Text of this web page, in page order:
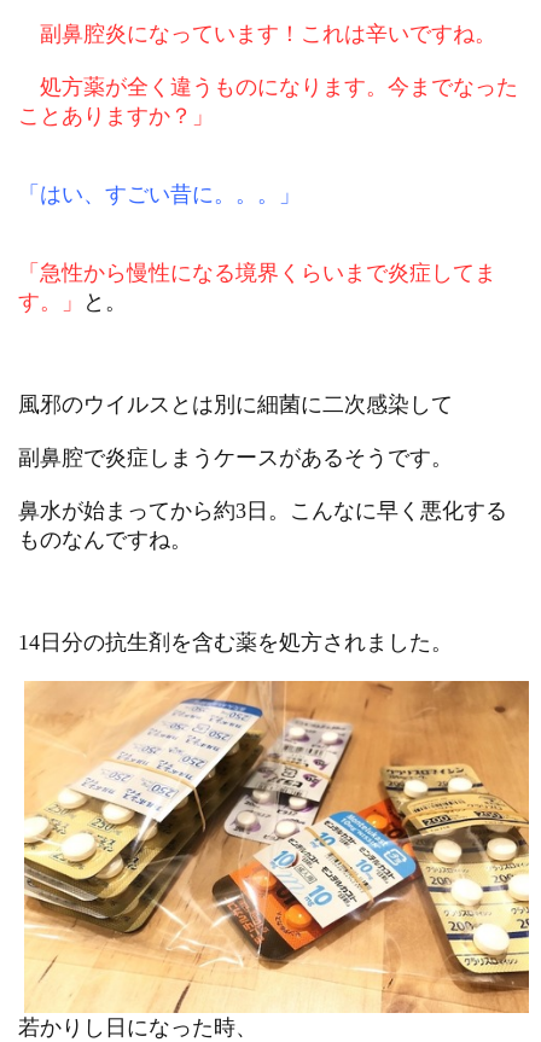
副鼻腔炎になっています！これは辛いですね。
処方薬が全く違うものになります。今までなった
ことありますか？」
「はい、すごい昔に。。。」
「急性から慢性になる境界くらいまで炎症してま
す。」
と。
風邪のウイルスとは別に細菌に二次感染して
副鼻腔で炎症しまうケースがあるそうです。
鼻水が始まってから約3日。こんなに早く悪化する
ものなんですね。
14日分の抗生剤を含む薬を処方されました。
若かりし日になった時、